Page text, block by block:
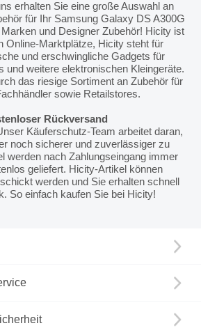
erhalten Sie eine große Auswahl an
für Ihr Samsung Galaxy DS A300G
und Designer Zubehör! Hicity ist
Online-Marktplätze, Hicity steht für
und erschwingliche Gadgets für
und weitere elektronischen Kleingeräte.
das riesige Sortiment an Zubehör für
sowie Retailstores.
Rückversand
Käuferschutz-Team arbeitet daran,
noch sicherer und zuverlässiger zu
werden nach Zahlungseingang immer
geliefert. Hicity-Artikel können
werden und Sie erhalten schnell
So einfach kaufen Sie bei Hicity!